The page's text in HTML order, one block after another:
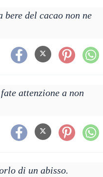
bere del cacao non ne
attenzione a non
di un abisso.